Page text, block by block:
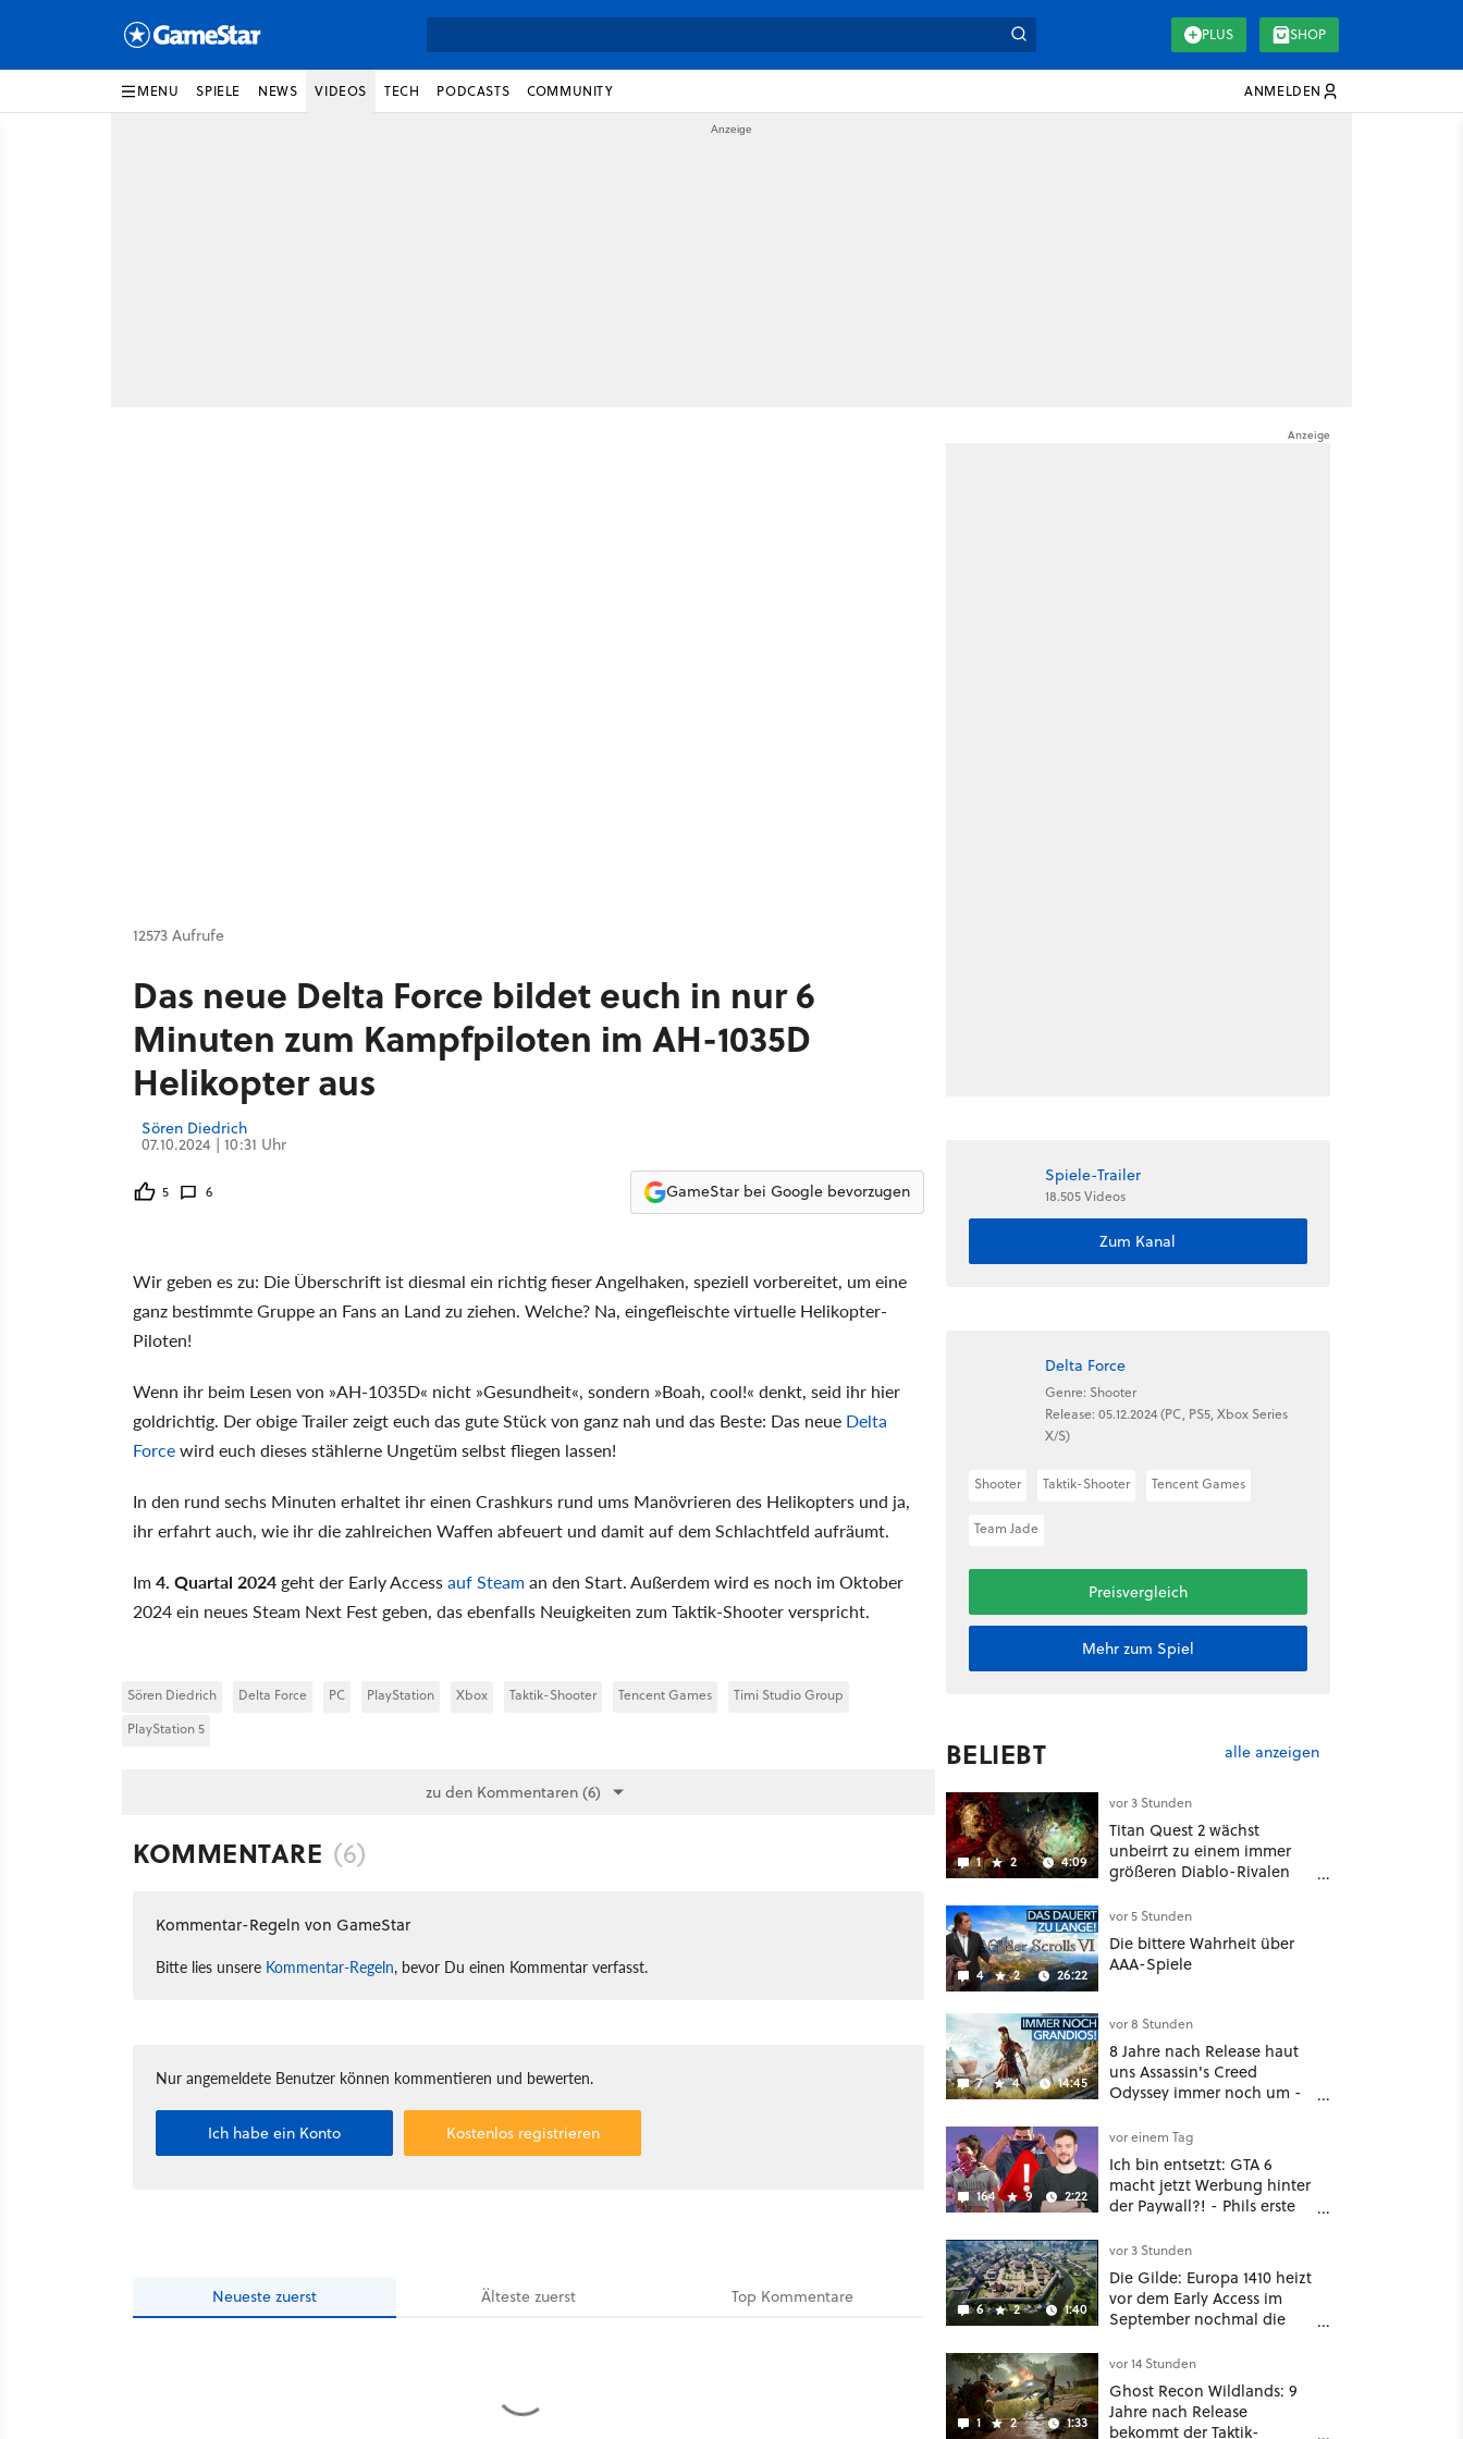
PLUS SHOP
MENU SPIELE NEWS VIDEOS TECH PODCASTS COMMUNITY ANMELDEN
12573 Aufrufe
Das neue Delta Force bildet euch in nur 6
Minuten zum Kampfpiloten im AH-1035D
Helikopter aus
Sören Diedrich
07.10.2024 | 10:31 Uhr
5 6 GameStar bei Google bevorzugen
Wir geben es zu: Die Überschrift ist diesmal ein richtig fieser Angelhaken, speziell vorbereitet, um eine
ganz bestimmte Gruppe an Fans an Land zu ziehen. Welche? Na, eingefleischte virtuelle Helikopter-
Piloten!
Wenn ihr beim Lesen von »AH-1035D« nicht »Gesundheit«, sondern »Boah, cool!« denkt, seid ihr hier
goldrichtig. Der obige Trailer zeigt euch das gute Stück von ganz nah und das Beste: Das neue Delta
Forcewird euch dieses stählerne Ungetüm selbst fliegen lassen!
In den rund sechs Minuten erhaltet ihr einen Crashkurs rund ums Manövrieren des Helikopters und ja,
ihr erfahrt auch, wie ihr die zahlreichen Waffen abfeuert und damit auf dem Schlachtfeld aufräumt.
Im4. Quartal 2024 geht der Early Accessauf Steaman den Start. Außerdem wird es noch im Oktober
2024 ein neues Steam Next Fest geben, das ebenfalls Neuigkeiten zum Taktik-Shooter verspricht.
Sören Diedrich Delta Force PC PlayStation Xbox Taktik-Shooter Tencent Games
Timi Studio Group
PlayStation 5
zu den Kommentaren (6)
KOMMENTARE (6)
Kommentar-Regeln von GameStar
Bitte lies unsere Kommentar-Regeln, bevor Du einen Kommentar verfasst.
Nur angemeldete Benutzer können kommentieren und bewerten.
Ich habe ein Konto Kostenlos registrieren
Neueste zuerst Ältestezuerst Top Kommentare
Spiele-Trailer
18.505 Videos
Zum Kanal
Delta Force
Genre: Shooter
Release: 05.12.2024 (PC, PS5, Xbox Series
X/S)
Shooter Taktik-Shooter Tencent Games
Team Jade
Preisvergleich
Mehr zum Spiel
BELIEBT alle anzeigen
1 2 4:09
vor 3 Stunden
Titan Quest 2 wächst
unbeirrt zu einem immer
größeren Diablo-Rivalen
sogar eine richtige
Beschwörer-Klasse
4 2 26:22
vor 5 Stunden
Die bittere Wahrheit über
AAA-Spiele
7 4 14:45
vor 8 Stunden
8 Jahre nach Release haut
uns Assassin's Creed
Odyssey immer noch um -
164 9 2:22
vor einem Tag
Ich bin entsetzt: GTA 6
macht jetzt Werbung hinter
der Paywall?! - Phils erste
Deal
6 2 1:40
vor 3 Stunden
Die Gilde: Europa 1410 heizt
vor dem Early Access im
September nochmal die
1 2 1:33
vor 14 Stunden
Ghost Recon Wildlands: 9
Jahre nach Release
bekommt der Taktik-